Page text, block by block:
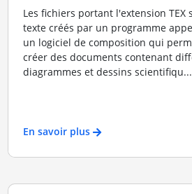
Les fichiers portant l'extension TEX
texte créés par un programme
un logiciel de composition qui
créer des documents contenant
diagrammes et dessins scientifiqu...
En savoir plus